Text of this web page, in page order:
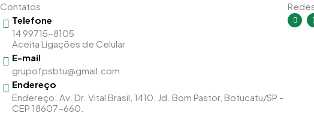
Contatos
Telefone
14 99715-8105
Aceita Ligações de Celular
E-mail
grupofpsbtu@gmail.com
Endereço
Endereço: Av. Dr. Vital Brasil, 1410, Jd. Bom Pastor, Botucatu/SP -
CEP 18607-660.
I
n
s